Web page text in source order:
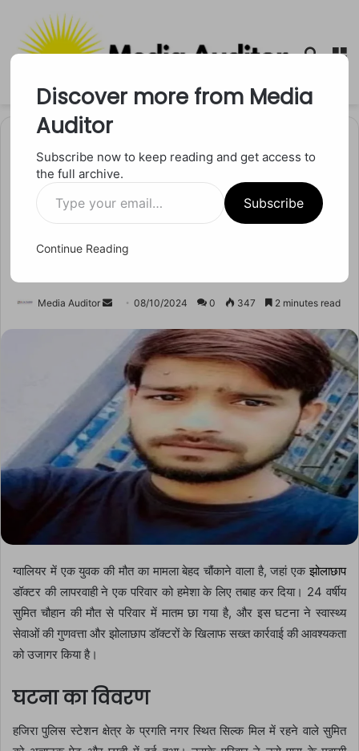
Search
मध्य प्रदेश
Gwalior में कुण्ठित चिकित्सक की
Media Auditor
Send
email
08/10/2024 0 347 2 minutes read
ग्वालियर में एक युवक की मौत का मामला बेहद चौंकाने वाला है, जहां एकझोलाछाप
डॉक्टर की लापरवाही ने एक परिवार को हमेशा के लिए तबाह कर दिया। 24 वर्षीय
सुमित चौहान की मौत से परिवार में मातम छा गया है, और इस घटना ने स्वास्थ्य
सेवाओं की गुणवत्ता और झोलाछाप डॉक्टरों के खिलाफ सख्त कार्रवाई की आवश्यकता
को उजागर किया है।
घटना का विवरण
हजिरा पुलिस स्टेशन क्षेत्र के प्रगति नगर स्थित सिल्क मिल में रहने वाले सुमित
Discover more from Media
Auditor
Subscribe now to keep reading and get access to
the full archive.
Type
your
email…
Subscribe
Continue Reading